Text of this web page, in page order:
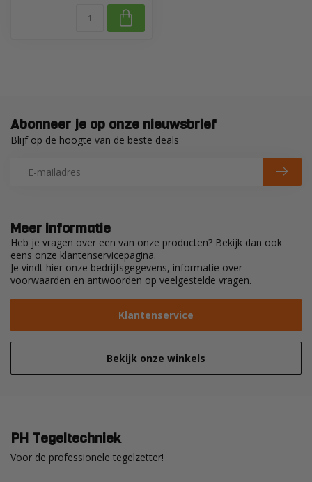
Meer informatie
Heb je vragen over een van onze producten? Bekijk dan ook
eens onze klantenservicepagina.
Je vindt hier onze bedrijfsgegevens, informatie over
voorwaarden en antwoorden op veelgestelde vragen.
Klantenservice
Bekijk onze winkels
Abonneer je op onze nieuwsbrief
Blijf op de hoogte van de beste deals
PH Tegeltechniek
Voor de professionele tegelzetter!